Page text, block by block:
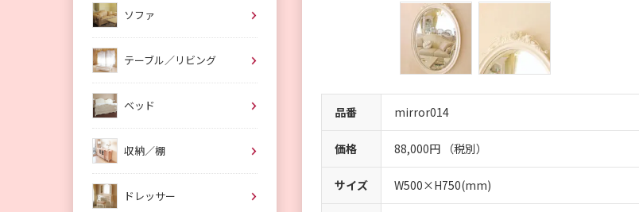
品番 mirror014
価格 88,000円 （税別）
サイズ W500×H750(mm)
ソファ
テーブル／リビング
ベッド
収納／棚
ドレッサー